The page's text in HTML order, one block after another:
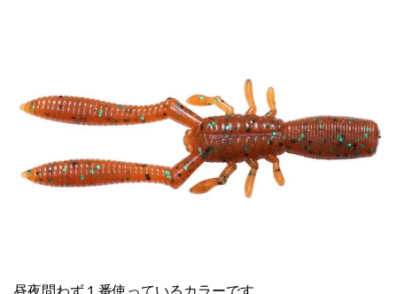
昼夜問わず１番使っているカラーです。